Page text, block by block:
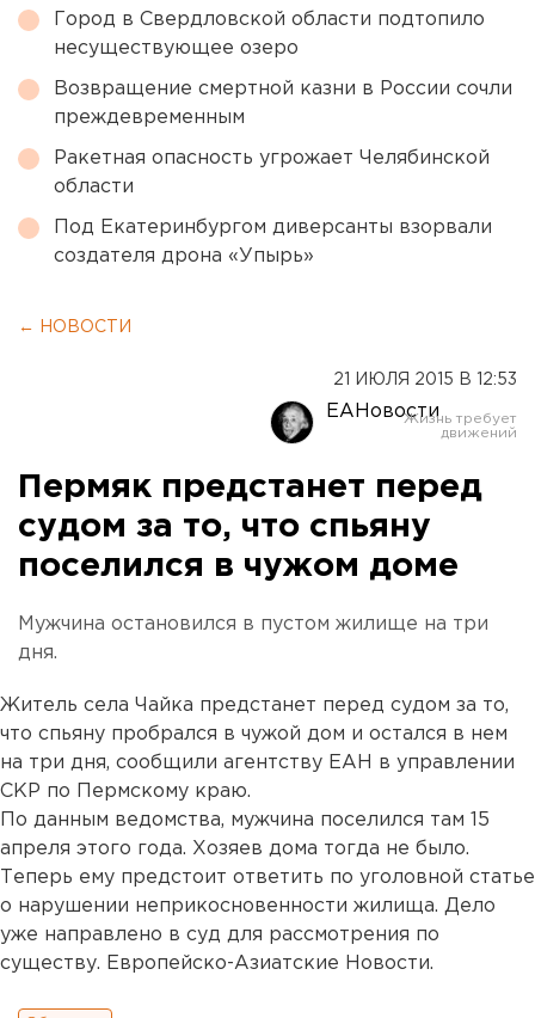
Город в Свердловской области подтопило
несуществующее озеро
Возвращение смертной казни в России сочли
преждевременным
Ракетная опасность угрожает Челябинской
области
Под Екатеринбургом диверсанты взорвали
создателя дрона «Упырь»
← НОВОСТИ
21 ИЮЛЯ 2015 В 12:53
ЕАНовости
Пермяк предстанет перед
судом за то, что спьяну
поселился в чужом доме
Мужчина остановился в пустом жилище на три
дня.
Житель села Чайка предстанет перед судом за то,
что спьяну пробрался в чужой дом и остался в нем
на три дня, сообщили агентству ЕАН в управлении
СКР по Пермскому краю.
По данным ведомства, мужчина поселился там 15
апреля этого года. Хозяев дома тогда не было.
Теперь ему предстоит ответить по уголовной статье
о нарушении неприкосновенности жилища. Дело
уже направлено в суд для рассмотрения по
существу. Европейско-Азиатские Новости.